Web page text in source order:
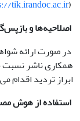
(
tik.irandoc.ac.ir
اصلاحیه‌ها و
در صورت ارائه
همکاری ناشر نسبت
ابراز تردید اقدام
استفاده از هوش